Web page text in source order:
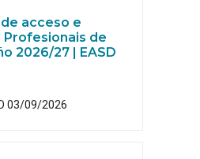
acceso e
Profesionais de
2026/27 | EASD
03/09/2026